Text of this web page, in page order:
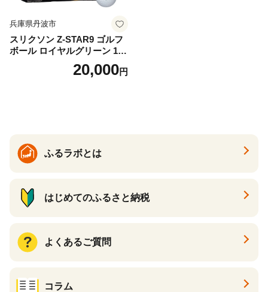
兵庫県丹波市
スリクソン Z-STAR9 ゴルフ
ボール ロイヤルグリーン 1ダ
ース 12球 兵庫県丹波市 ふる
20,000円
ふるラボとは
はじめてのふるさと納税
よくあるご質問
コラム